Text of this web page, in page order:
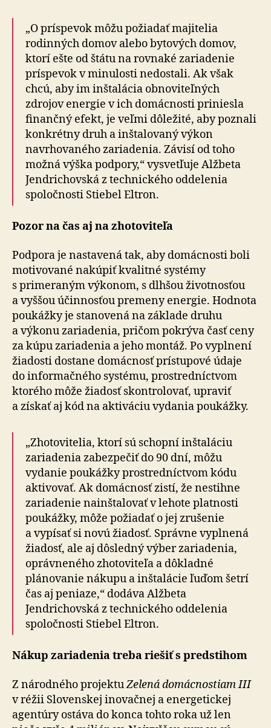
„O príspevok môžu požiadať majitelia
rodinných domov alebo bytových domov,
ktorí ešte od štátu na rovnaké zariadenie
príspevok v minulosti nedostali. Ak však
chcú, aby im inštalácia obnoviteľných
zdrojov energie v ich domácnosti priniesla
finančný efekt, je veľmi dôležité, aby poznali
konkrétny druh a inštalovaný výkon
navrhovaného zariadenia. Závisí od toho
možná výška podpory,“ vysvetľuje Alžbeta
Jendrichovská z technického oddelenia
spoločnosti Stiebel Eltron.
Pozor na čas aj na zhotoviteľa
Podpora je nastavená tak, aby domácnosti boli
motivované nakúpiť kvalitné systémy
s primeraným výkonom, s dlhšou životnosťou
a vyššou účinnosťou premeny energie. Hodnota
poukážky je stanovená na základe druhu
a výkonu zariadenia, pričom pokrýva časť ceny
za kúpu zariadenia a jeho montáž. Po vyplnení
žiadosti dostane domácnosť prístupové údaje
do informačného systému, prostredníctvom
ktorého môže žiadosť skontrolovať, upraviť
a získať aj kód na aktiváciu vydania poukážky.
„Zhotovitelia, ktorí sú schopní inštaláciu
zariadenia zabezpečiť do 90 dní, môžu
vydanie poukážky prostredníctvom kódu
aktivovať. Ak domácnosť zistí, že nestihne
zariadenie nainštalovať v lehote platnosti
poukážky, môže požiadať o jej zrušenie
a vypísať si novú žiadosť. Správne vyplnená
žiadosť, ale aj dôsledný výber zariadenia,
oprávneného zhotoviteľa a dôkladné
plánovanie nákupu a inštalácie ľuďom šetrí
čas aj peniaze,“ dodáva Alžbeta
Jendrichovská z technického oddelenia
spoločnosti Stiebel Eltron.
Nákup zariadenia treba riešiť s predstihom
Z národného projektuZelená domácnostiam III
v réžii Slovenskej inovačnej a energetickej
agentúry ostáva do konca tohto roka už len